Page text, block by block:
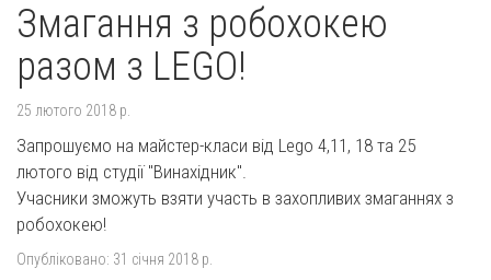
Змагання з робохокею
разом з LEGO!
25 лютого 2018 р.
Запрошуємо на майстер-класи від Lego 4,11, 18 та 25
лютого від студії "Винахідник".
Учасники зможуть взяти участь в захопливих змаганнях з
робохокею!
Опубліковано: 31 січня 2018 р.